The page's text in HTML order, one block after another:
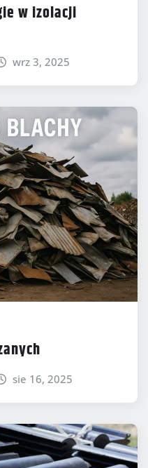
w izolacji
wrz 3, 2025
sie 16, 2025